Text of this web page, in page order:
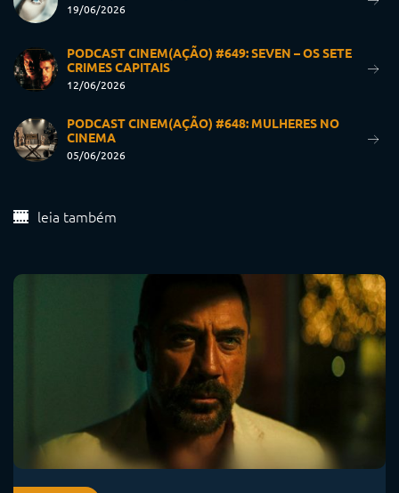
19/06/2026
PODCAST CINEM(AÇÃO) #649: SEVEN – OS SETE
CRIMES CAPITAIS
12/06/2026
PODCAST CINEM(AÇÃO) #648: MULHERES NO
CINEMA
05/06/2026
leia também